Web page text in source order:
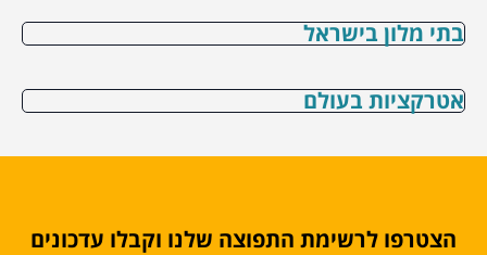
בתי מלון בישראל
אטרקציות בעולם
הצטרפו לרשימת התפוצה שלנו וקבלו עדכונים